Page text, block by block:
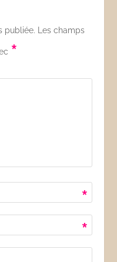
publiée. Les champs
*
*
*